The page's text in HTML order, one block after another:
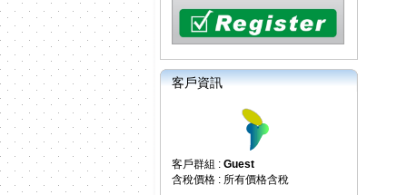
客戶資訊
客戶群組 : Guest
含稅價格 : 所有價格含稅